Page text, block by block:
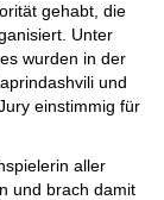
gehabt, die
Unter
wurden in der
und
einstimmig für
aller
und brach damit